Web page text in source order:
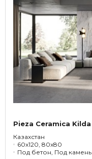
Pieza Ceramica Kilda
Казахстан
60x120, 80x80
Под бетон, Под камень